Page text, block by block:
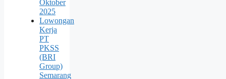
Oktober
2025
Lowongan
Kerja
PT
PKSS
(BRI
Group)
Semarang